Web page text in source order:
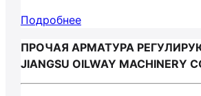
Подробнее
ПРОЧАЯ АРМАТУРА
JIANGSU OILWAY MACHINERY